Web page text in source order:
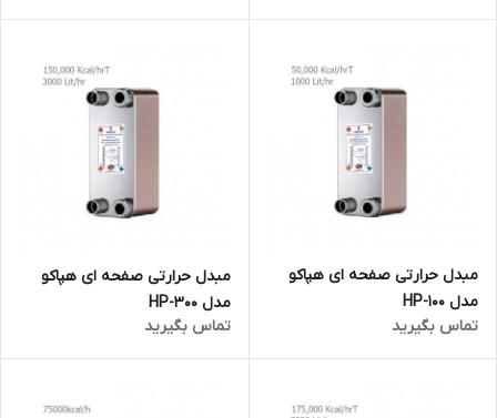
مبدل حرارتی صفحه ای هپاکو
مدل HP-100
تماس بگیرید
مبدل حرارتی صفحه ای هپاکو
مدل HP-300
تماس بگیرید